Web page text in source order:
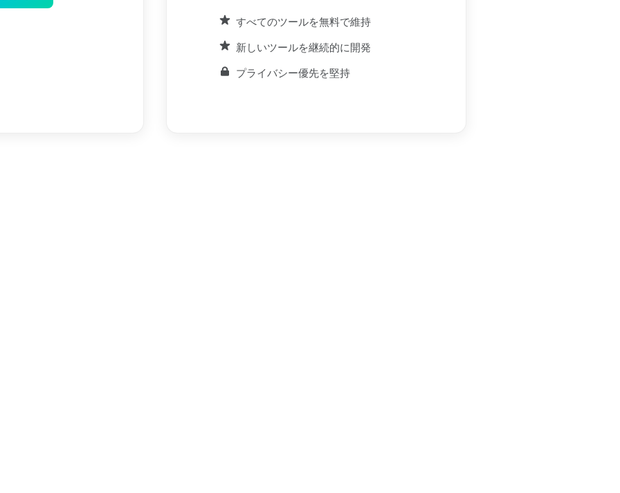
すべてのツールを無料で維持
新しいツールを継続的に開発
プライバシー優先を堅持